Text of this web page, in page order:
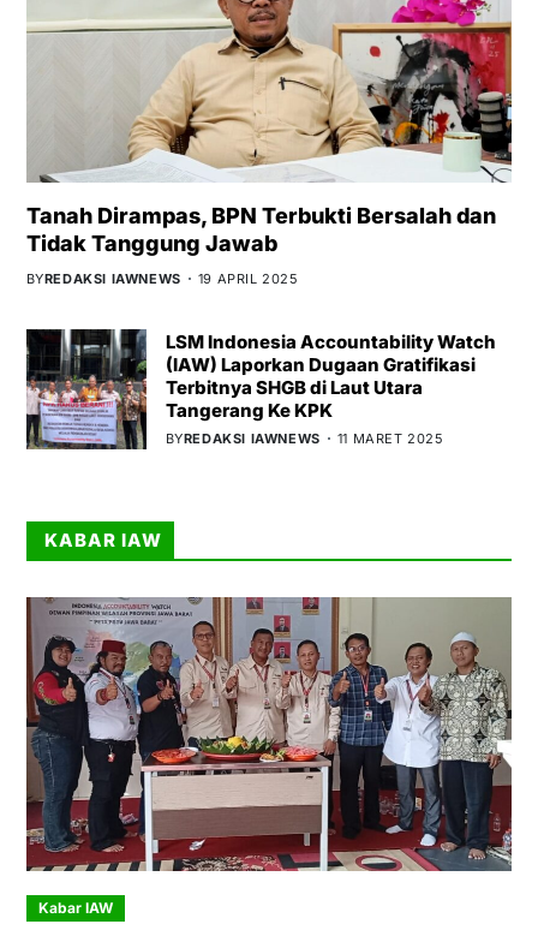
Tanah Dirampas, BPN Terbukti Bersalah dan
Tidak Tanggung Jawab
BYREDAKSI IAWNEWS 19 APRIL 2025
LSM Indonesia Accountability Watch
(IAW) Laporkan Dugaan Gratifikasi
Terbitnya SHGB di Laut Utara
Tangerang Ke KPK
BYREDAKSI IAWNEWS 11 MARET 2025
KABAR IAW
Kabar IAW